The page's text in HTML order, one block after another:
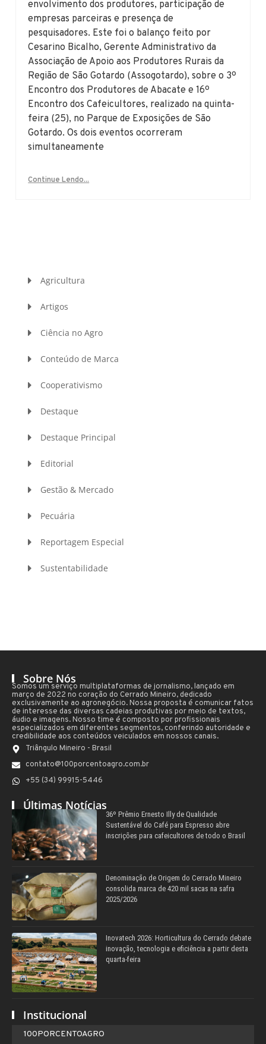
envolvimento dos produtores, participação de
empresas parceiras e presença de
pesquisadores. Este foi o balanço feito por
Cesarino Bicalho, Gerente Administrativo da
Associação de Apoio aos Produtores Rurais da
Região de São Gotardo (Assogotardo), sobre o 3º
Encontro dos Produtores de Abacate e 16º
Encontro dos Cafeicultores, realizado na quinta-
feira (25), no Parque de Exposições de São
Gotardo. Os dois eventos ocorreram
simultaneamente
Continue Lendo...
Agricultura
Artigos
Ciência no Agro
Conteúdo de Marca
Cooperativismo
Destaque
Destaque Principal
Editorial
Gestão & Mercado
Pecuária
Reportagem Especial
Sustentabilidade
Sobre Nós
Somos um serviço multiplataformas de jornalismo, lançado em
março de 2022 no coração do Cerrado Mineiro, dedicado
exclusivamente ao agronegócio. Nossa proposta é comunicar fatos
de interesse das diversas cadeias produtivas por meio de textos,
áudio e imagens. Nosso time é composto por profissionais
especializados em diferentes segmentos, conferindo autoridade e
credibilidade aos conteúdos veiculados em nossos canais.
Triângulo Mineiro - Brasil
contato@100porcentoagro.com.br
+55 (34) 99915-5446
Últimas Notícias
36º Prêmio Ernesto Illy de Qualidade
Sustentável do Café para Espresso abre
inscrições para cafeicultores de todo o Brasil
Denominação de Origem do Cerrado Mineiro
consolida marca de 420 mil sacas na safra
2025/2026
Inovatech 2026: Horticultura do Cerrado debate
inovação, tecnologia e eficiência a partir desta
quarta-feira
Institucional
100PORCENTOAGRO